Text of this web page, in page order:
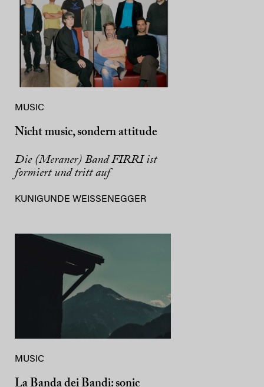
MUSIC
Nicht music, sondern attitude
Die (Meraner) Band FIRRI ist
formiert und tritt auf
KUNIGUNDE WEISSENEGGER
MUSIC
La Banda dei Bandi: sonic